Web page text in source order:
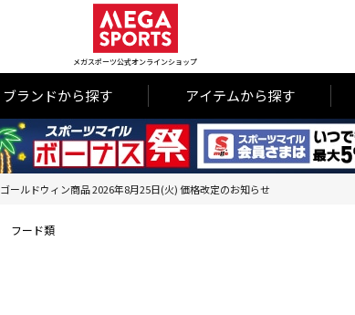
メガスポーツ公式オンラインショップ
ブランドから探す アイテムから探す
ゴールドウィン商品 2026年8月25日(火) 価格改定のお知らせ
フード類